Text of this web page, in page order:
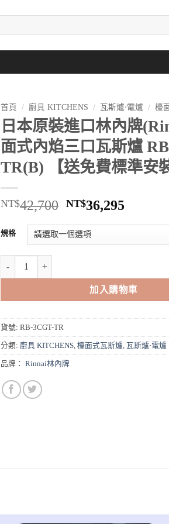
首頁 / 廚具 KITCHENS / 瓦斯爐⋅電爐 / 檯
日本原裝進口林內牌
面式內焰三口瓦斯爐
TR(B) 【送免費標準安
NT$42,700 原
價
格：
NT$36,295
格：
規格
加入購物車
貨號: RB-3CGT-TR
分類: 廚具 KITCHENS 檯面式瓦斯爐 瓦斯爐⋅電爐
品牌： Rinnai林內牌